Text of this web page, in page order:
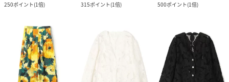
250ポイント(1倍)
315ポイント(1倍)
500ポイント(1倍)